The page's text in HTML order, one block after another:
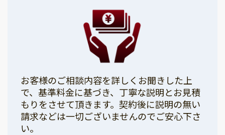
お客様のご相談内容を詳しくお聞きした上
で、基準料金に基づき、丁寧な説明とお見積
もりをさせて頂きます。契約後に説明の無い
請求などは一切ございませんのでご安心下さ
い。